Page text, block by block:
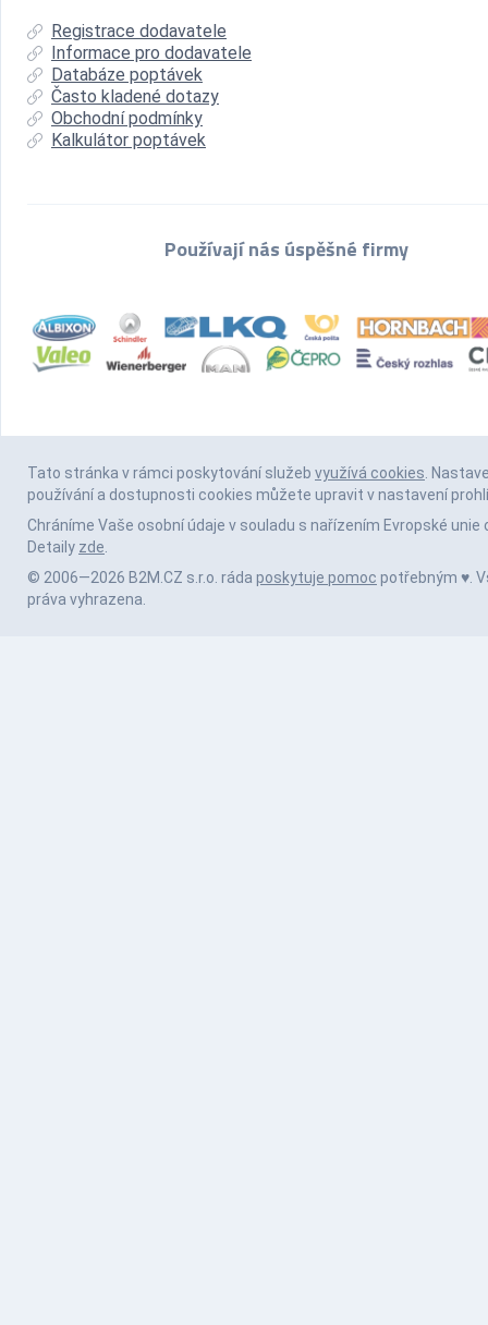
Registrace dodavatele
Informace pro dodavatele
Databáze poptávek
Často kladené dotazy
Obchodní podmínky
Kalkulátor poptávek
Používají nás úspěšné firmy
Tato stránka v rámci poskytování služeb využívá cookies .
používání a dostupnosti cookies můžete upravit v nastavení
Chráníme Vaše osobní údaje v souladu s nařízením Evropské unie
Detaily zde
© 2006—2026 B2M.CZ s.r.o. ráda poskytuje pomoc potřebným ♥️.
práva vyhrazena.